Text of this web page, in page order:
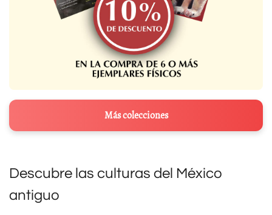
Más colecciones
Descubre las culturas del México
antiguo